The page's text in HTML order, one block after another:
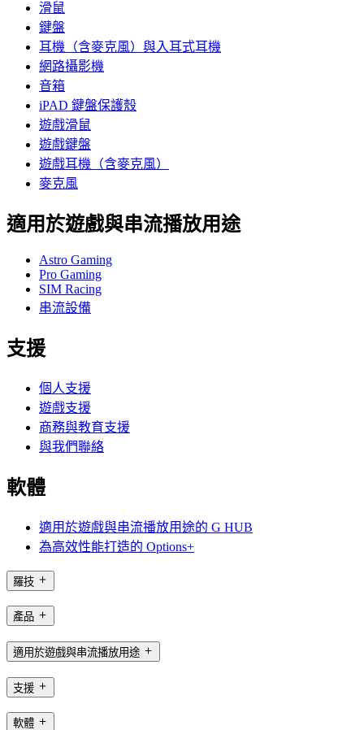
滑鼠
鍵盤
耳機（含麥克風）與入耳式耳機
網路攝影機
音箱
iPAD 鍵盤保護殼
遊戲滑鼠
遊戲鍵盤
遊戲耳機（含麥克風）
麥克風
適用於遊戲與串流播放用途
Astro Gaming
Pro Gaming
SIM Racing
串流設備
支援
個人支援
遊戲支援
商務與教育支援
與我們聯絡
軟體
適用於遊戲與串流播放用途的 G HUB
為高效性能打造的 Options+
羅技
產品
適用於遊戲與串流播放用途
支援
軟體